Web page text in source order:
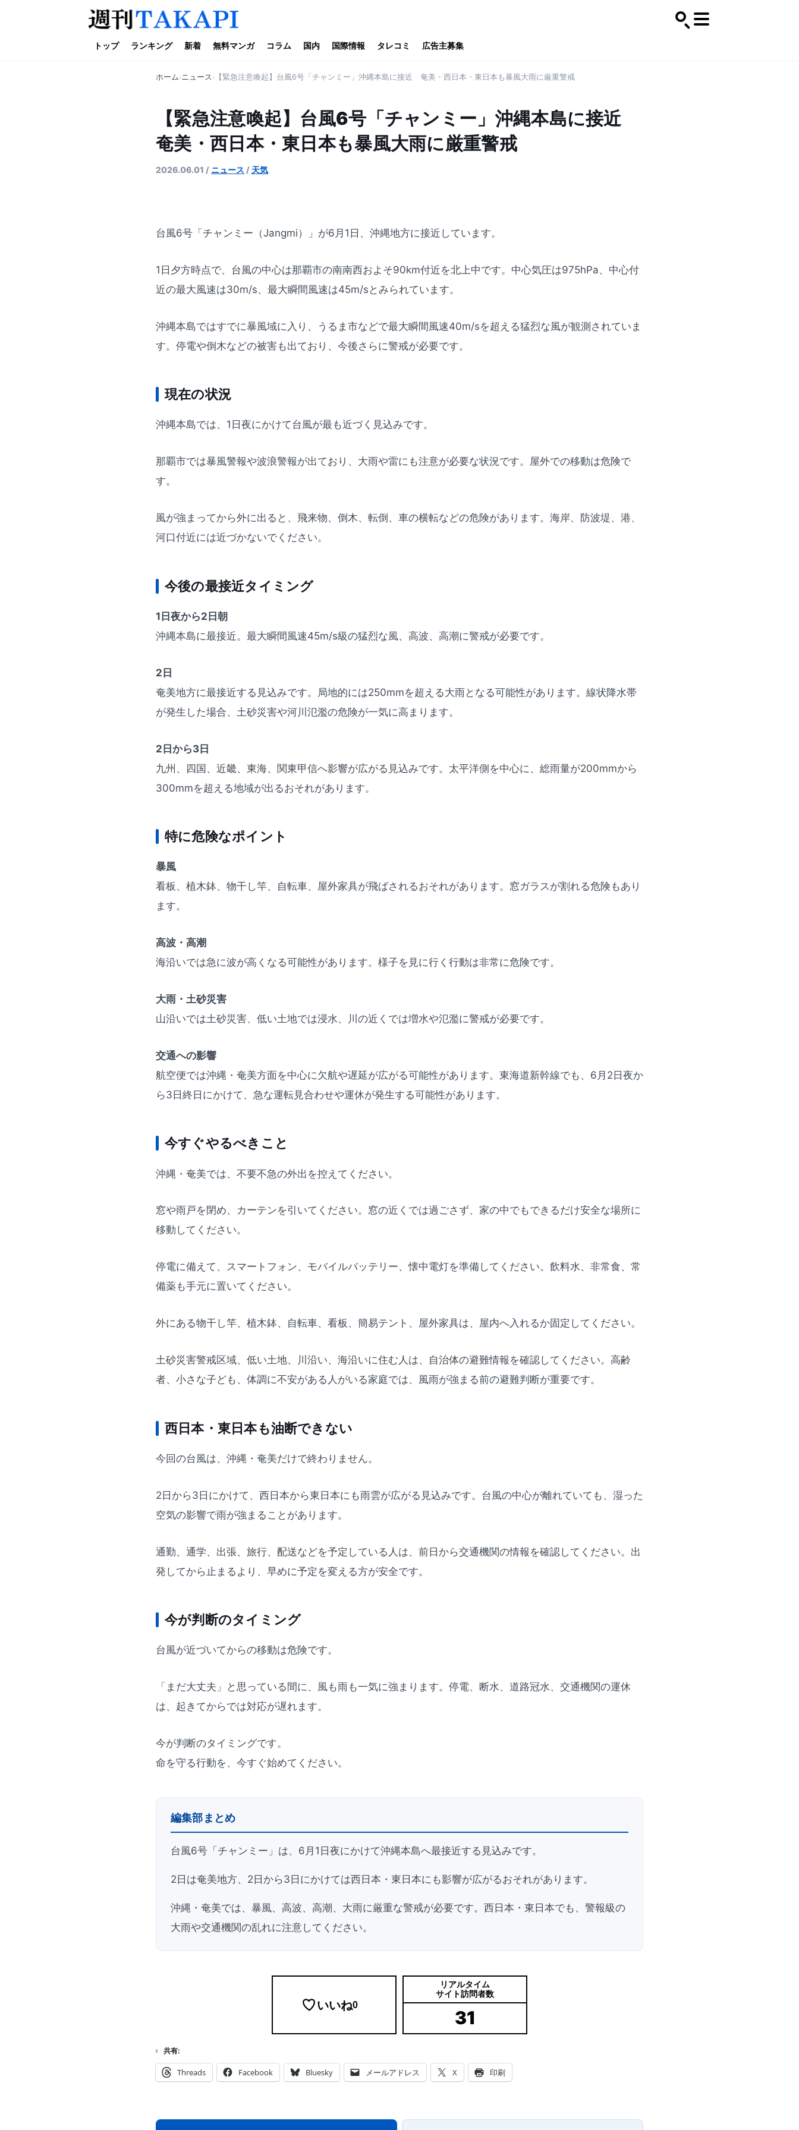
トップ ランキング 新着 無料マンガ コラム 国内 国際情報 タレコミ 広告主募集
ホーム ニュース 【緊急注意喚起】台風6号「チャンミー」沖縄本島に接近 奄美・西日本・東日本も暴風大雨に厳重警戒
【緊急注意喚起】台風6号「チャンミー」沖縄本島に接近
奄美・西日本・東日本も暴風大雨に厳重警戒
2026.06.01 / ニュース / 天気
台風6号「チャンミー（Jangmi）」が6月1日、沖縄地方に接近しています。
1日夕方時点で、台風の中心は那覇市の南南西およそ90km付近を北上中です。中心気圧は975hPa、中心付
近の最大風速は30m/s、最大瞬間風速は45m/sとみられています。
沖縄本島ではすでに暴風域に入り、うるま市などで最大瞬間風速40m/sを超える猛烈な風が観測されていま
す。停電や倒木などの被害も出ており、今後さらに警戒が必要です。
現在の状況
沖縄本島では、1日夜にかけて台風が最も近づく見込みです。
那覇市では暴風警報や波浪警報が出ており、大雨や雷にも注意が必要な状況です。屋外での移動は危険で
す。
風が強まってから外に出ると、飛来物、倒木、転倒、車の横転などの危険があります。海岸、防波堤、港、
河口付近には近づかないでください。
今後の最接近タイミング
1日夜から2日朝
沖縄本島に最接近。最大瞬間風速45m/s級の猛烈な風、高波、高潮に警戒が必要です。
2日
奄美地方に最接近する見込みです。局地的には250mmを超える大雨となる可能性があります。線状降水帯
が発生した場合、土砂災害や河川氾濫の危険が一気に高まります。
2日から3日
九州、四国、近畿、東海、関東甲信へ影響が広がる見込みです。太平洋側を中心に、総雨量が200mmから
300mmを超える地域が出るおそれがあります。
特に危険なポイント
暴風
看板、植木鉢、物干し竿、自転車、屋外家具が飛ばされるおそれがあります。窓ガラスが割れる危険もあり
ます。
高波・高潮
海沿いでは急に波が高くなる可能性があります。様子を見に行く行動は非常に危険です。
大雨・土砂災害
山沿いでは土砂災害、低い土地では浸水、川の近くでは増水や氾濫に警戒が必要です。
交通への影響
航空便では沖縄・奄美方面を中心に欠航や遅延が広がる可能性があります。東海道新幹線でも、6月2日夜か
ら3日終日にかけて、急な運転見合わせや運休が発生する可能性があります。
今すぐやるべきこと
沖縄・奄美では、不要不急の外出を控えてください。
窓や雨戸を閉め、カーテンを引いてください。窓の近くでは過ごさず、家の中でもできるだけ安全な場所に
移動してください。
停電に備えて、スマートフォン、モバイルバッテリー、懐中電灯を準備してください。飲料水、非常食、常
備薬も手元に置いてください。
外にある物干し竿、植木鉢、自転車、看板、簡易テント、屋外家具は、屋内へ入れるか固定してください。
土砂災害警戒区域、低い土地、川沿い、海沿いに住む人は、自治体の避難情報を確認してください。高齢
者、小さな子ども、体調に不安がある人がいる家庭では、風雨が強まる前の避難判断が重要です。
西日本・東日本も油断できない
今回の台風は、沖縄・奄美だけで終わりません。
2日から3日にかけて、西日本から東日本にも雨雲が広がる見込みです。台風の中心が離れていても、湿った
空気の影響で雨が強まることがあります。
通勤、通学、出張、旅行、配送などを予定している人は、前日から交通機関の情報を確認してください。出
発してから止まるより、早めに予定を変える方が安全です。
今が判断のタイミング
台風が近づいてからの移動は危険です。
「まだ大丈夫」と思っている間に、風も雨も一気に強まります。停電、断水、道路冠水、交通機関の運休
は、起きてからでは対応が遅れます。
今が判断のタイミングです。
命を守る行動を、今すぐ始めてください。
編集部まとめ
台風6号「チャンミー」は、6月1日夜にかけて沖縄本島へ最接近する見込みです。
2日は奄美地方、2日から3日にかけては西日本・東日本にも影響が広がるおそれがあります。
沖縄・奄美では、暴風、高波、高潮、大雨に厳重な警戒が必要です。西日本・東日本でも、警報級の
大雨や交通機関の乱れに注意してください。
いいね0
リアルタイム
サイト訪問者数
31
共有:
Threads Facebook Bluesky メールアドレス X 印刷